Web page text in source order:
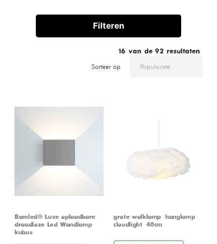
Filteren
16 van de 92 resultaten
Sorteer op
Bamled® Luxe oplaadbare
draadloze Led Wandlamp
kubus
grote wolklamp – hanglamp –
cloudlight – 40cm